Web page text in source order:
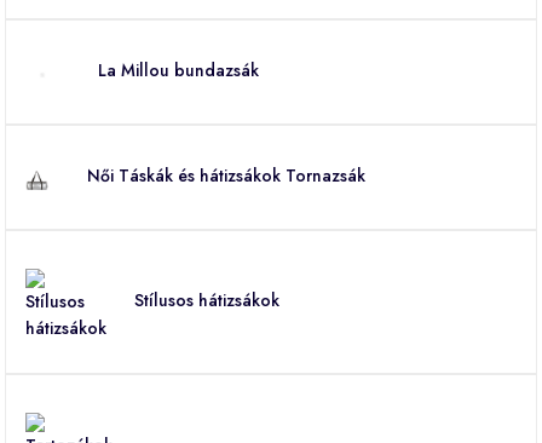
La Millou bundazsák
Női Táskák és hátizsákok Tornazsák
Stílusos hátizsákok